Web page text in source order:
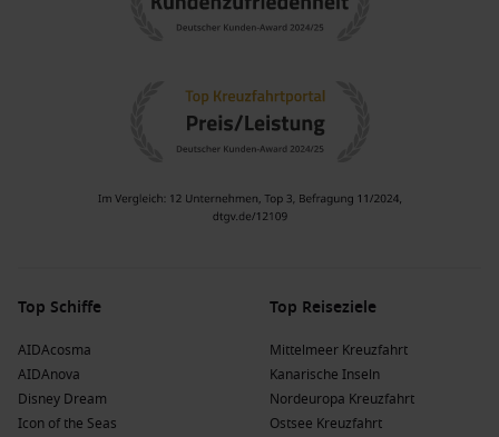
Donau.
kulturellen Schätze und geschichtsträchtigen Orte des
Kontinents erleben, von historisch bis modern.
Berlin-Tegel besuchen
erfolgen von Berlin-Tegel oder Stralsund.
CroisiEurope
: CroisiEurope hat 12 Schiffe, darunter
Elbe Princesse
MS Elbe Princesse II , die
besuchen. Diese Kreuzfahrten starten meistens von Berlin-
Tegel oder
Top Schiffe
AIDAcosma
AIDAnova
Disney Dream
Icon of the Seas
Top Reiseziele
Mittelmeer Kreuzfahrt
Kanarische Inseln
Nordeuropa Kreuzfahrt
Ostsee Kreuzfahrt